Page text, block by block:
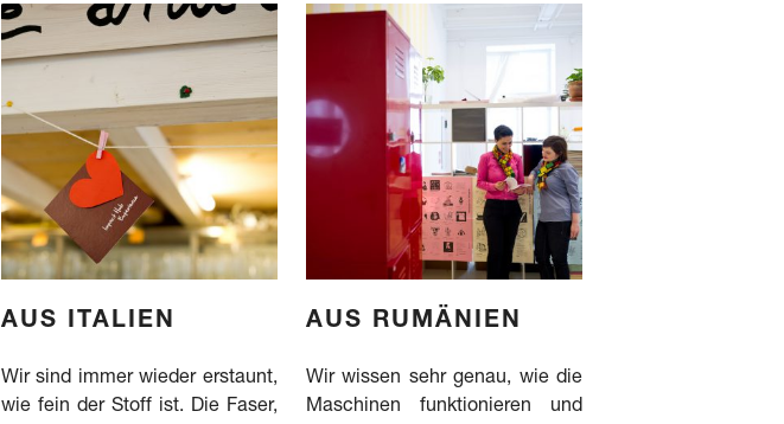
AUS ITALIEN
Wir sind immer wieder erstaunt,
wie fein der Stoff ist. Die Faser,
AUS RUMÄNIEN
Wir wissen sehr genau, wie die
Maschinen funktionieren und